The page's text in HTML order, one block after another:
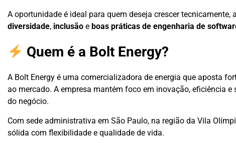
A oportunidade é ideal para quem deseja crescer
diversidade, inclusão e boas práticas de engenharia de
Quem é a Bolt Energy?
A Bolt Energy é uma comercializadora de energia que aposta
ao mercado. A empresa mantém foco em inovação, eficiência
do negócio.
Com sede administrativa em São Paulo, na região da Vila
sólida com flexibilidade e qualidade de vida.